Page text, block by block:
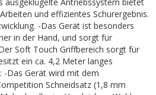
und effizientes Schurergebnis.
-Das Gerät ist besonders
in der Hand, und sorgt für
Soft Touch Griffbereich sorgt für
ein ca. 4,2 Meter langes
-Das Gerät wird mit dem
Schneidsatz (1,8 mm